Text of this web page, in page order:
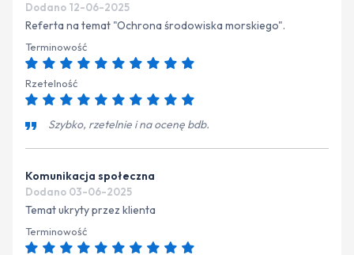
Dodano 12-06-2025
Referta na temat "Ochrona środowiska morskiego".
Terminowość
Rzetelność
Szybko, rzetelnie i na ocenę bdb.
Komunikacja społeczna
Dodano 03-06-2025
Temat ukryty przez klienta
Terminowość